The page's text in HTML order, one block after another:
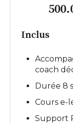
Inclus
coach
Durée 8
Cours e-
Support